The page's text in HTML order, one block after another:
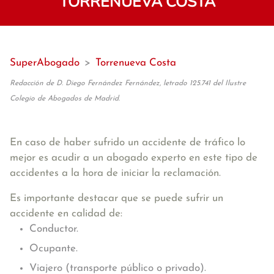
SuperAbogado > Torrenueva Costa
Redacción de D. Diego Fernández Fernández, letrado 125.741 del Ilustre
Colegio de Abogados de Madrid.
En caso de haber sufrido un accidente de tráfico lo
mejor es acudir a un abogado experto en este tipo de
accidentes a la hora de iniciar la reclamación.
Es importante destacar que se puede sufrir un
accidente en calidad de:
Conductor.
Ocupante.
Viajero (transporte público o privado).